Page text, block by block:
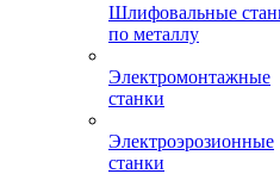
Шлифовальные
по металлу
Электромонтажные
станки
Электроэрозионные
станки